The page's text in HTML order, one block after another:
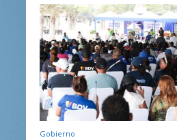
Gobierno